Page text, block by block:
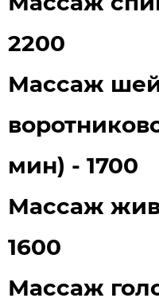
2200
Массаж
мин) - 1700
Массаж
1600
Массаж